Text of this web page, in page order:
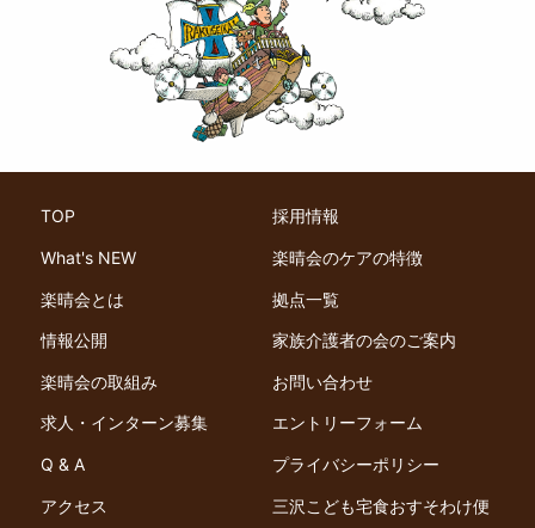
TOP
What's NEW
楽晴会とは
情報公開
楽晴会の取組み
求人・インターン募集
Q & A
アクセス
採用情報
楽晴会のケアの特徴
拠点一覧
家族介護者の会のご案内
お問い合わせ
エントリーフォーム
プライバシーポリシー
三沢こども宅食おすそわけ便